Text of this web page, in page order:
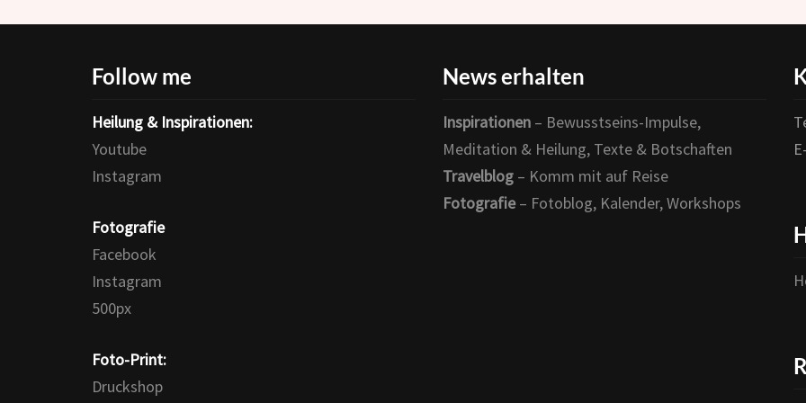
Follow me
Heilung & Inspirationen:
Youtube
Instagram
Fotografie
Facebook
Instagram
500px
Foto-Print:
Druckshop
News erhalten
Inspirationen – Bewusstseins-Impulse,
Meditation & Heilung, Texte & Botschaften
Travelblog – Komm mit auf Reise
Fotografie– Fotoblog, Kalender, Workshops